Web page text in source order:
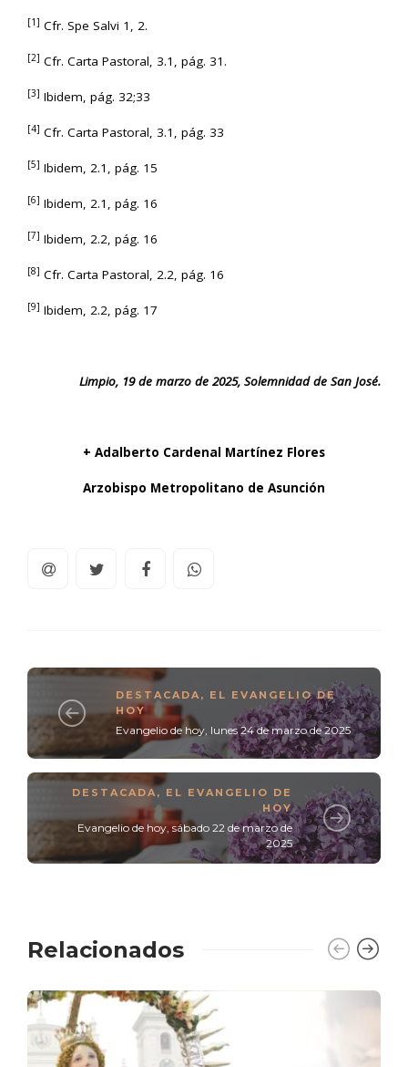
[1] Cfr. Spe Salvi 1, 2.
[2] Cfr. Carta Pastoral, 3.1, pág. 31.
[3] Ibidem, pág. 32;33
[4] Cfr. Carta Pastoral, 3.1, pág. 33
[5] Ibidem, 2.1, pág. 15
[6] Ibidem, 2.1, pág. 16
[7] Ibidem, 2.2, pág. 16
[8] Cfr. Carta Pastoral, 2.2, pág. 16
[9] Ibidem, 2.2, pág. 17
Limpio, 19 de marzo de 2025, Solemnidad de San José.
+ Adalberto Cardenal Martínez Flores
Arzobispo Metropolitano de Asunción
DESTACADA, EL EVANGELIO DE
HOY
Evangelio de hoy, lunes 24 de marzo de 2025
DESTACADA , EL EVANGELIO DE
HOY
Evangelio de hoy, sábado 22 de marzo de
2025
Relacionados